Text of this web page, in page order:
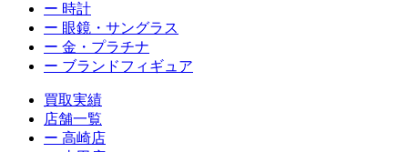
ー 時計
ー 眼鏡・サングラス
ー 金・プラチナ
ー ブランドフィギュア
買取実績
店舗一覧
ー 高崎店